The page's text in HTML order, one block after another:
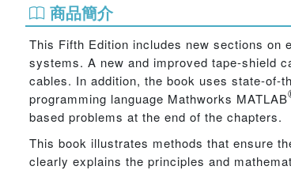
商品簡介
This Fifth Edition includes new sections on
systems. A new and improved tape-shield
cables. In addition, the book uses state-of-
programming language Mathworks MATLAB
based problems at the end of the chapters.
This book illustrates methods that ensure
clearly explains the principles and